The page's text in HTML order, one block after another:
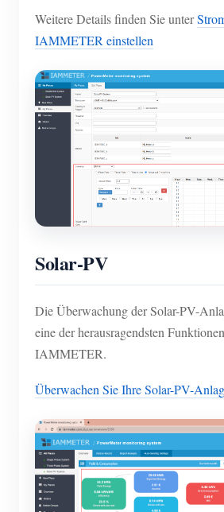
Weitere Details finden Sie unter
IAMMETER einstellen
Solar-PV
Die Überwachung der Solar-PV-
eine der herausragendsten
IAMMETER.
Überwachen Sie Ihre Solar-PV-